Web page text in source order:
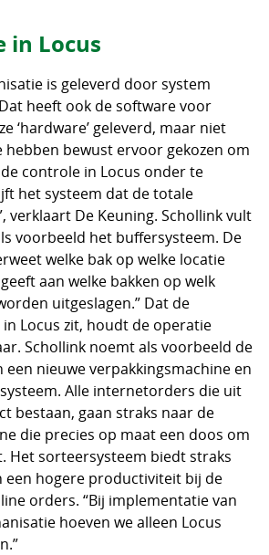
in Locus
is geleverd door system
heeft ook de software voor
‘hardware’ geleverd, maar niet
hebben bewust ervoor gekozen om
controle in Locus onder te
het systeem dat de totale
verklaart De Keuning. Schollink vult
voorbeeld het buffersysteem. De
welke bak op welke locatie
aan welke bakken op welk
uitgeslagen.” Dat de
Locus zit, houdt de operatie
Schollink noemt als voorbeeld de
nieuwe verpakkingsmachine en
Alle internetorders die uit
bestaan, gaan straks naar de
die precies op maat een doos om
Het sorteersysteem biedt straks
een hogere productiviteit bij de
orders. “Bij implementatie van
hoeven we alleen Locus